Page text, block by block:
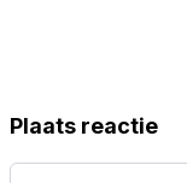
Plaats reactie